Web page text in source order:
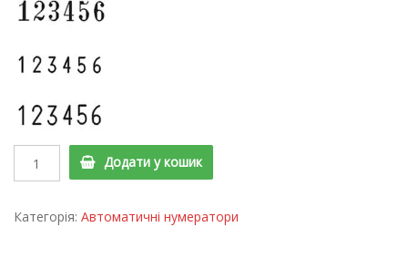
автоматичний,
Reiner
Додати у кошик
Категорія: Автоматичні нумератори